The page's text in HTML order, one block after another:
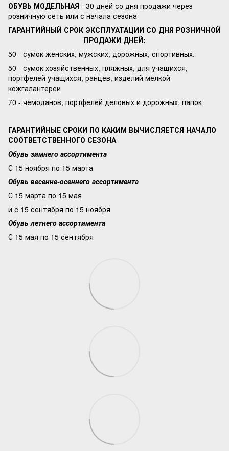
ОБУВЬ МОДЕЛЬНАЯ - 30 дней со дня продажи через
розничную сеть или с начала сезона
ГАРАНТИЙНЫЙ СРОК ЭКСПЛУАТАЦИИ СО ДНЯ РОЗНИЧНОЙ
ПРОДАЖИ ДНЕЙ:
50 - сумок женских, мужских, дорожных, спортивных.
50 - сумок хозяйственных, пляжных, для учащихся,
портфелей учащихся, ранцев, изделий мелкой
кожгалантереи
70 - чемоданов, портфелей деловых и дорожных, папок
ГАРАНТИЙНЫЕ СРОКИ ПО КАКИМ ВЫЧИСЛЯЕТСЯ НАЧАЛО
СООТВЕТСТВЕННОГО СЕЗОНА
Обувь зимнего ассортимента
С 15 ноября по 15 марта
Обувь весенне-осеннего ассортимента
С 15 марта по 15 мая
и с 15 сентября по 15 ноября
Обувь летнего ассортимента
С 15 мая по 15 сентября